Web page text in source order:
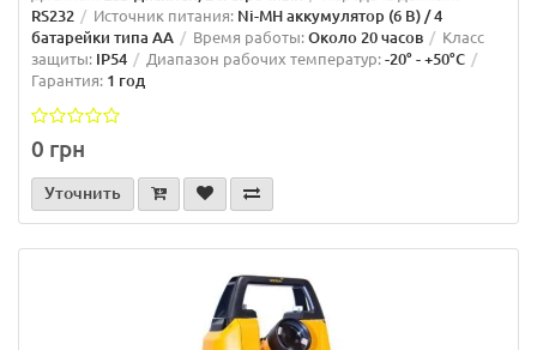
RS232 Источник питания: Ni-MH аккумулятор (6 В) / 4
батарейки типа AA
Время работы:Около 20 часов
Класс
защиты: IP54 Диапазон рабочих температур:-20° - +50°C
Гарантия: 1 год
0 грн
Уточнить